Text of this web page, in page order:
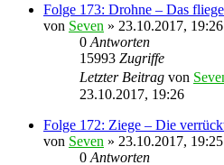
Folge 173: Drohne – Das
von Seven » 23.10.2017, 19:26
0 Antworten
15993 Zugriffe
Letzter Beitrag von
23.10.2017, 19:26
Folge 172: Ziege – Die
von Seven » 23.10.2017, 19:25
0 Antworten